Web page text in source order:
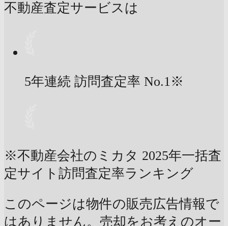
不動産査定サービスは
5年連続 訪問査定率 No.1※
※不動産会社のミカタ 2025年一括査
定サイト訪問査定率ランキング
このページは物件の販売広告情報で
はありません。売却をお考えのオー